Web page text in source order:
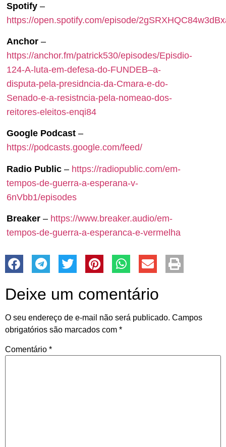
Spotify –
https://open.spotify.com/episode/
Anchor –
https://anchor.fm/patrick530/episodes/Episdio-
124-A-luta-em-defesa-do-FUNDEB–a-
disputa-pela-presidncia-da-Cmara-e-do-
Senado-e-a-resistncia-pela-nomeao-dos-
reitores-eleitos-enqi84
Google Podcast –
https://podcasts.google.com/feed/
Radio Public – https://radiopublic.com/em-
tempos-de-guerra-a-esperana-v-
6nVbb1/episodes
Breaker – https://www.breaker.audio/em-
tempos-de-guerra-a-esperanca-e-vermelha
Deixe um comentário
O seu endereço de e-mail não será publicado. Campos
obrigatórios são marcados com *
Comentário *